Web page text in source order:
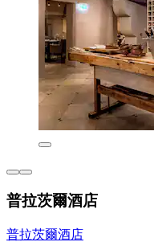
普拉茨爾酒店
普拉茨爾酒店